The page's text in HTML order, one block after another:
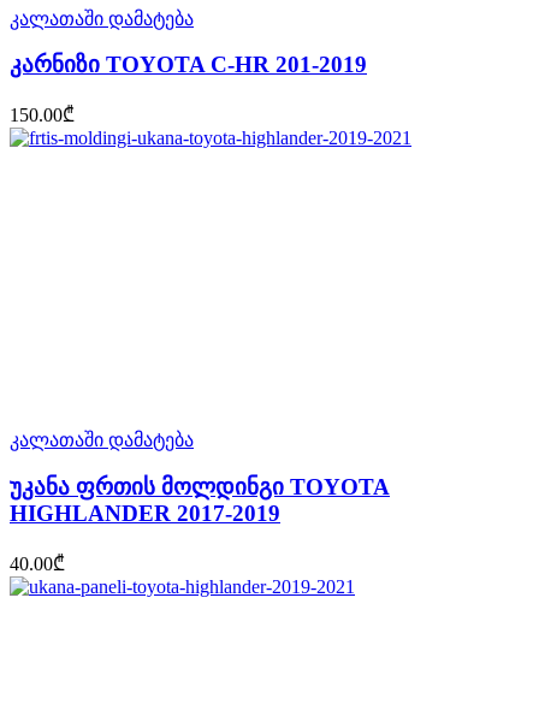
კალათაში დამატება
კარნიზი TOYOTA C-HR 201-2019
150.00₾
კალათაში დამატება
უკანა ფრთის მოლდინგი TOYOTA
HIGHLANDER 2017-2019
40.00₾